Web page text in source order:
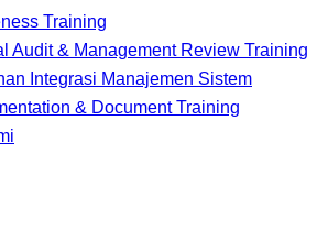
Training
Audit & Management Review Training
Integrasi Manajemen Sistem
& Document Training